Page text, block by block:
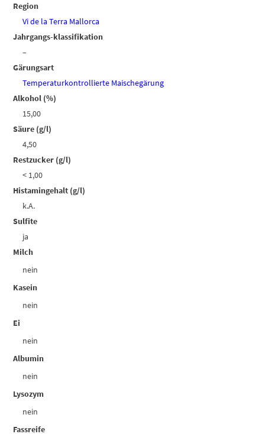
Region
Vi de la Terra Mallorca
Jahrgangs-klassifikation
–
Gärungsart
Temperaturkontrollierte Maischegärung
Alkohol (%)
15,00
Säure (g/l)
4,50
Restzucker (g/l)
< 1,00
Histamingehalt (g/l)
k.A.
Sulfite
ja
Milch
nein
Kasein
nein
Ei
nein
Albumin
nein
Lysozym
nein
Fassreife